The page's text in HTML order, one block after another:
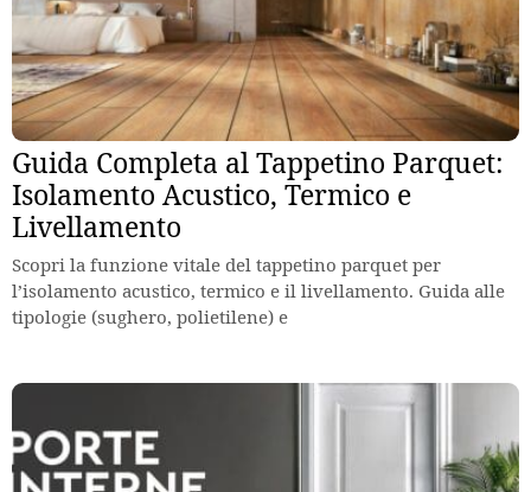
Guida Completa al Tappetino Parquet:
Isolamento Acustico, Termico e
Livellamento
Scopri la funzione vitale del tappetino parquet per
l’isolamento acustico, termico e il livellamento. Guida alle
tipologie (sughero, polietilene) e